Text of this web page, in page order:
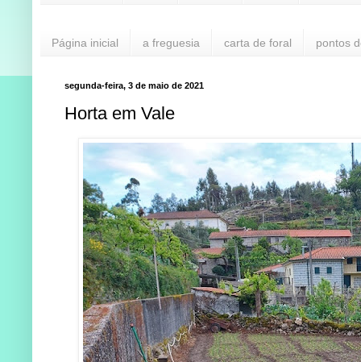
Página inicial a freguesia carta de foral pontos
segunda-feira, 3 de maio de 2021
Horta em Vale